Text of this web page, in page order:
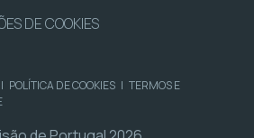
DE COOKIES
| POLÍTICA DE COOKIES | TERMOS E